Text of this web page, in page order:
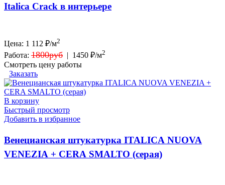
Italica Crack в интерьере
Цена: 1 112 ₽/м2
Работа: 1800руб | 1450 ₽/м2
Смотреть цену работы
Заказать
В корзину
Быстрый просмотр
Добавить в избранное
Венецианская штукатурка ITALICA NUOVA
VENEZIA + CERA SMALTO (серая)